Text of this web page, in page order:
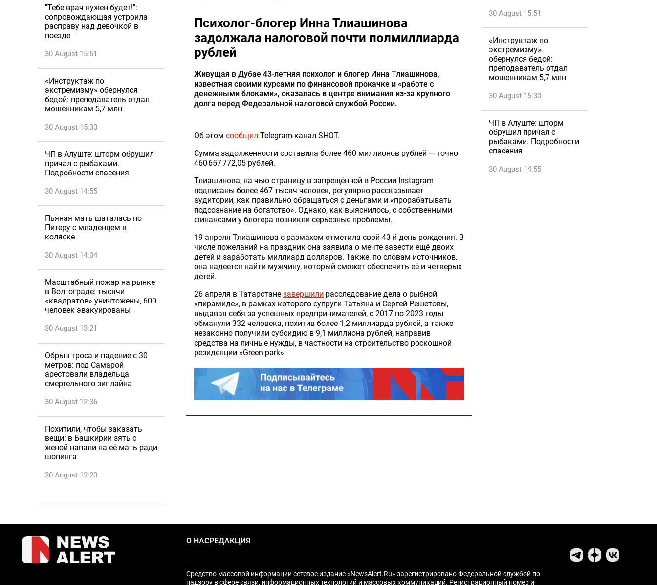
"Тебе врач нужен будет!":
сопровождающая устроила
расправу над девочкой в
поезде
30 August 15:51
«Инструктаж по
экстремизму» обернулся
бедой: преподаватель отдал
мошенникам 5,7 млн
30 August 15:30
ЧП в Алуште: шторм обрушил
причал с рыбаками.
Подробности спасения
30 August 14:55
Пьяная мать шаталась по
Питеру с младенцем в
коляске
30 August 14:04
Масштабный пожар на рынке
в Волгограде: тысячи
«квадратов» уничтожены, 600
человек эвакуированы
30 August 13:21
Обрыв троса и падение с 30
метров: под Самарой
арестовали владельца
смертельного зиплайна
30 August 12:36
Похитили, чтобы заказать
вещи: в Башкирии зять с
женой напали на её мать ради
шопинга
30 August 12:20
Психолог-блогер Инна Тлиашинова
задолжала налоговой почти полмиллиарда
рублей
Живущая в Дубае 43-летняя психолог и блогер Инна Тлиашинова,
известная своими курсами по финансовой прокачке и «работе с
денежными блоками», оказалась в центре внимания из-за крупного
долга перед Федеральной налоговой службой России.
Об этом сообщил Telegram-канал SHOT.
Сумма задолженности составила более 460 миллионов рублей — точно
460 657 772,05 рублей.
Тлиашинова, на чью страницу в запрещённой в России Instagram
подписаны более 467 тысяч человек, регулярно рассказывает
аудитории, как правильно обращаться с деньгами и «прорабатывать
подсознание на богатство». Однако, как выяснилось, с собственными
финансами у блогера возникли серьёзные проблемы.
19 апреля Тлиашинова с размахом отметила свой 43-й день рождения. В
числе пожеланий на праздник она заявила о мечте завести ещё двоих
детей и заработать миллиард долларов. Также, по словам источников,
она надеется найти мужчину, который сможет обеспечить её и четверых
детей.
26 апреля в Татарстане завершили расследование дела о рыбной
«пирамиде», в рамках которого супруги Татьяна и Сергей Решетовы,
выдавая себя за успешных предпринимателей, с 2017 по 2023 годы
обманули 332 человека, похитив более 1,2 миллиарда рублей, а также
незаконно получили субсидию в 9,1 миллиона рублей, направив
средства на личные нужды, в частности на строительство роскошной
резиденции «Green park».
30 August 15:51
«Инструктаж по
экстремизму»
обернулся бедой:
преподаватель отдал
мошенникам 5,7 млн
30 August 15:30
ЧП в Алуште: шторм
обрушил причал с
рыбаками. Подробности
спасения
30 August 14:55
О НАСРЕДАКЦИЯ
Средство массовой информации сетевое издание «NewsAlert.Ru» зарегистрировано Федеральной службой по
надзору в сфере связи, информационных технологий и массовых коммуникаций. Регистрационный номер и